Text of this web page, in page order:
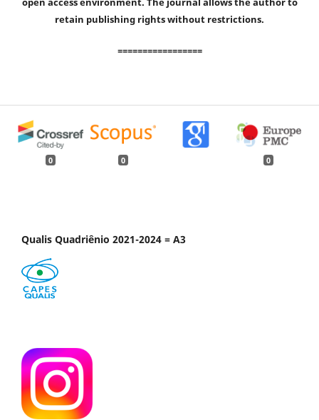
retain publishing rights without restrictions.
=================
0 0 0
Qualis Quadriênio 2021-2024 = A3